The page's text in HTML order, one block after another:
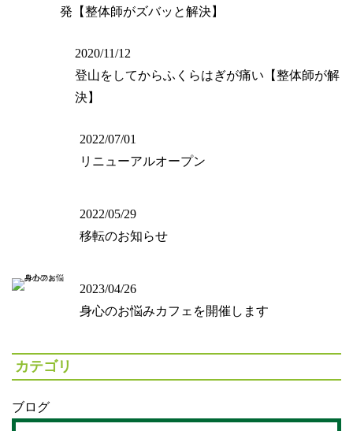
発【整体師がズバッと解決】
2020/11/12
登山をしてからふくらはぎが痛い【整体師が解
決】
2022/07/01
リニューアルオープン
2022/05/29
移転のお知らせ
2023/04/26
身心のお悩みカフェを開催します
カテゴリ
ブログ